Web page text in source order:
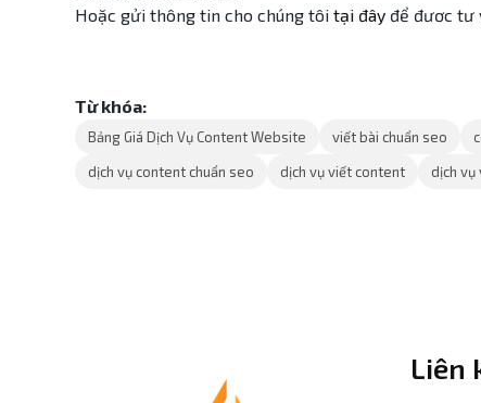
Hoặc gửi thông tin cho chúng tôi tại đây để đươc tư
Từ khóa:
Bảng Giá Dịch Vụ Content Website viết bài chuẩn seo
dịch vụ content chuẩn seo
dịch vụ viết content dịch vụ
Liên